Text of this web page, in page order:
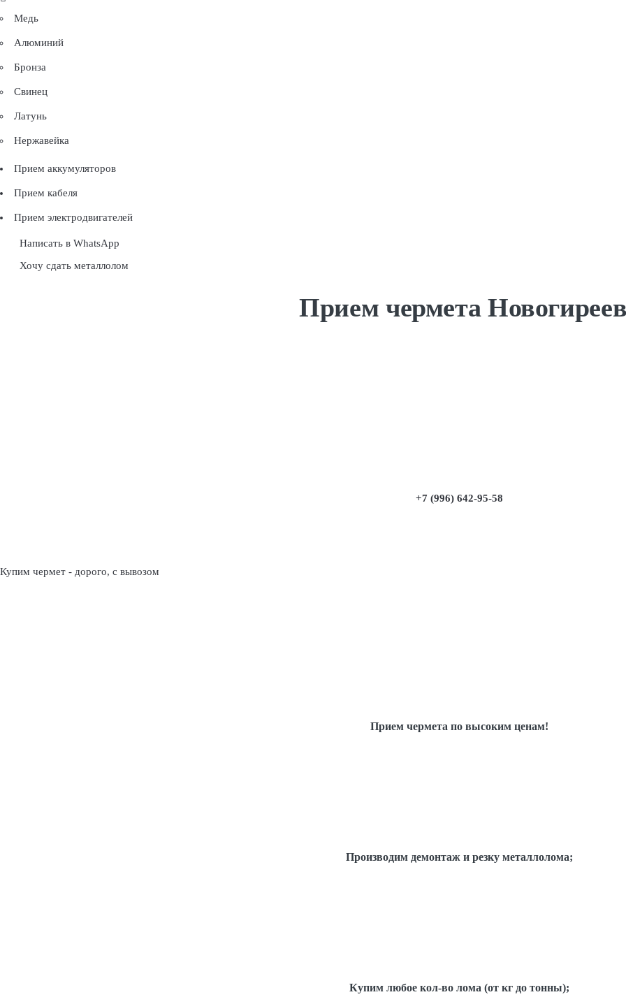
Медь
Алюминий
Бронза
Свинец
Латунь
Нержавейка
Прием аккумуляторов
Прием кабеля
Прием электродвигателей
Написать в WhatsApp
Хочу сдать металлолом
Прием чермета
+7 (996) 642-95-58
Купим чермет - дорого, с вывозом
Прием чермета по высоким ценам!
Производим демонтаж и резку металлолома;
Купим любое кол-во лома (от кг до тонны);